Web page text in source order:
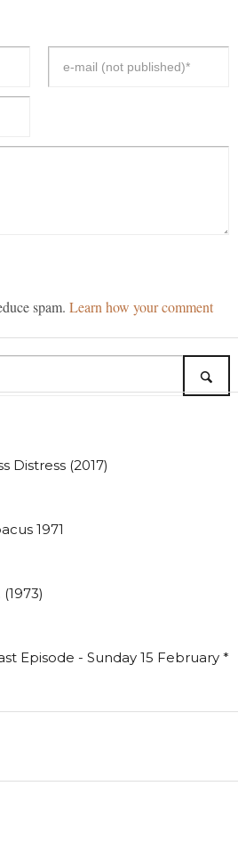
spam. Learn how your comment
Distress (2017)
1971
Episode - Sunday 15 February *